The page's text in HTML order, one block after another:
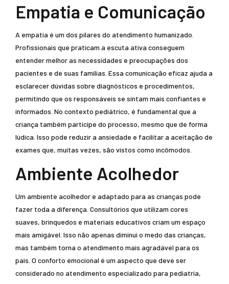
Empatia e Comunicação
A empatia é um dos pilares do atendimento humanizado.
Profissionais que praticam a escuta ativa conseguem
entender melhor as necessidades e preocupações dos
pacientes e de suas famílias. Essa comunicação eficaz ajuda a
esclarecer dúvidas sobre diagnósticos e procedimentos,
permitindo que os responsáveis se sintam mais confiantes e
informados. No contexto pediátrico, é fundamental que a
criança também participe do processo, mesmo que de forma
lúdica. Isso pode reduzir a ansiedade e facilitar a aceitação de
exames que, muitas vezes, são vistos como incômodos.
Ambiente Acolhedor
Um ambiente acolhedor e adaptado para as crianças pode
fazer toda a diferença. Consultórios que utilizam cores
suaves, brinquedos e materiais educativos criam um espaço
mais amigável. Isso não apenas diminui o medo das crianças,
mas também torna o atendimento mais agradável para os
pais. O conforto emocional é um aspecto que deve ser
considerado no atendimento especializado para pediatria,